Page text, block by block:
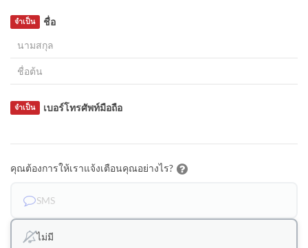
ชื่อ
จำเป็น
เบอร์โทรศัพท์มือถือ
จำเป็น
คุณต้องการให้เราแจ้งเตือนคุณอย่างไร?
SMS
ไม่มี